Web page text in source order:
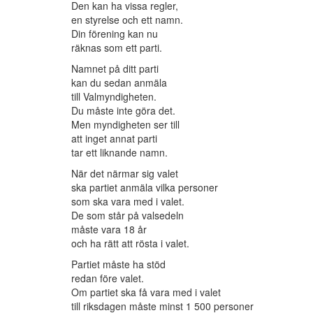
Den kan ha vissa regler,
en styrelse och ett namn.
Din förening kan nu
räknas som ett parti.
Namnet på ditt parti
kan du sedan anmäla
till Valmyndigheten.
Du måste inte göra det.
Men myndigheten ser till
att inget annat parti
tar ett liknande namn.
När det närmar sig valet
ska partiet anmäla vilka personer
som ska vara med i valet.
De som står på valsedeln
måste vara 18 år
och ha rätt att rösta i valet.
Partiet måste ha stöd
redan före valet.
Om partiet ska få vara med i valet
till riksdagen måste minst 1 500 personer